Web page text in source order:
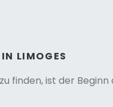
LIMOGES
finden, ist der